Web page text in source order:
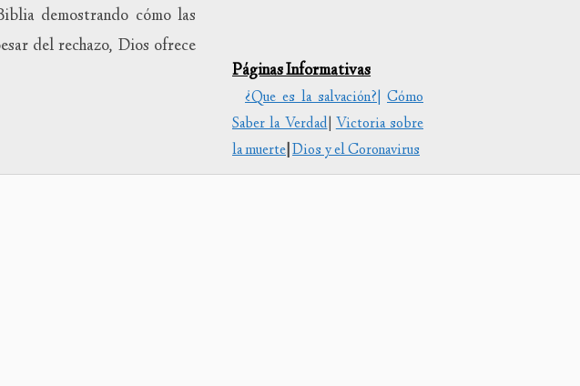
o
disminuir
demostrando cómo las
del rechazo, Dios ofrece
Páginas Informativas
¿Que es la salvación?| Cómo
Saber la Verdad|Victoria sobre
la muerte Dios y el Coronavirus